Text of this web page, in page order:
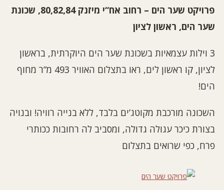
פרויקט שער הים – רחוב אח“י מיזנק 80,82,84,
שכונת
שער הים, ראשון לציון
3 וילות עצמאיות בשכונת שער הים היוקרתית, בראשון
לציון, קו ראשון לים, ראו בתצלום האוויר 493 מ”ר מחוף
הים!
השכונה מורכבת מקוטג’ים בלבד, ללא בנייה רוויה! ובנויה
בצורת כיכר עגולה גדולה, ומסביב לה רחובות ככותרי
פרח, כפי שרואים בתצלום